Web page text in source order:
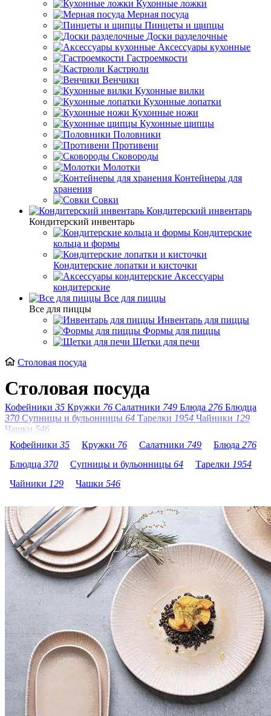
Кухонные ложки
Мерная посуда
Пинцеты и щипцы
Доски разделочные
Аксессуары кухонные
Гастроемкости
Кастрюли
Венчики
Кухонные вилки
Кухонные лопатки
Кухонные ножи
Кухонные щипцы
Половники
Противени
Сковороды
Молотки
Контейнеры для
хранения
Совки
Кондитерский инвентарь
Кондитерский инвентарь
Кондитерские
кольца и формы
Кондитерские лопатки и кисточки
Аксессуары
кондитерские
Все для пиццы
Все для пиццы
Инвентарь для пиццы
Формы для пиццы
Щетки для печи
Столовая посуда
Столовая посуда
Кофейники 35 Кружки 76 Салатники 749 Блюда 276 Блюдца
370 Супницы и бульонницы 64 Тарелки 1954 Чайники 129
Чашки 546
Кофейники 35 Кружки 76 Салатники 749 Блюда 276
Блюдца 370 Супницы и бульонницы 64 Тарелки 1954
Чайники 129 Чашки 546